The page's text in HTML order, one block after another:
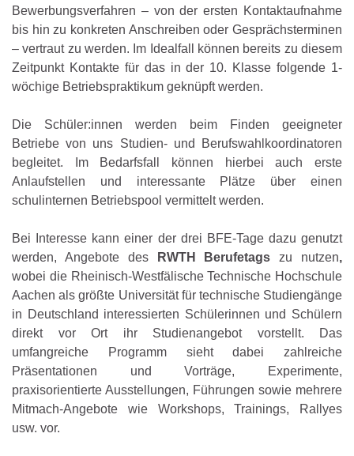
Bewerbungsverfahren – von der ersten Kontaktaufnahme
bis hin zu konkreten Anschreiben oder Gesprächsterminen
– vertraut zu werden. Im Idealfall können bereits zu diesem
Zeitpunkt Kontakte für das in der 10. Klasse folgende 1-
wöchige Betriebspraktikum geknüpft werden.
Die Schüler:innen werden beim Finden geeigneter
Betriebe von uns Studien- und Berufswahlkoordinatoren
begleitet. Im Bedarfsfall können hierbei auch erste
Anlaufstellen und interessante Plätze über einen
schulinternen Betriebspool vermittelt werden.
Bei Interesse kann einer der drei BFE-Tage dazu genutzt
werden, Angebote des
RWTH Berufetags zu nutzen,
wobei die Rheinisch-Westfälische Technische Hochschule
Aachen als größte Universität für technische Studiengänge
in Deutschland interessierten Schülerinnen und Schülern
direkt vor Ort ihr Studienangebot vorstellt. Das
umfangreiche Programm sieht dabei zahlreiche
Präsentationen und Vorträge, Experimente,
praxisorientierte Ausstellungen, Führungen sowie mehrere
Mitmach-Angebote wie Workshops, Trainings, Rallyes
usw. vor.